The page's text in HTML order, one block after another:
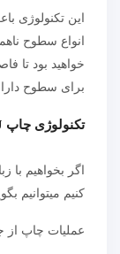
این تکنولوژی
انواع سطوح
برای سطوح
تکنولوژی چاپ CIJ چگونه کار میکند؟
اگر بخواهیم با
کنیم میتوانیم
عملیات چاپ از